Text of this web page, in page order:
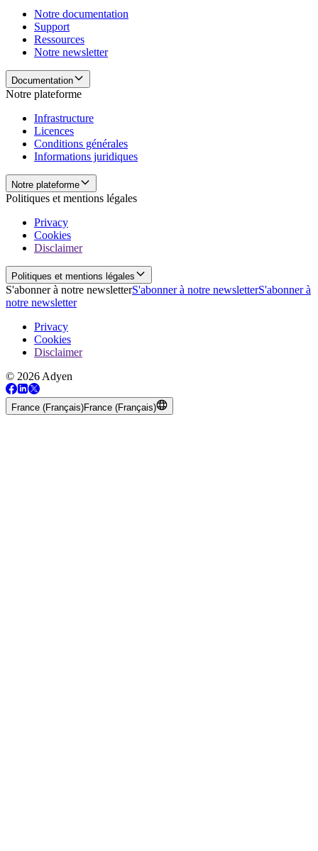
Notre documentation
Support
Ressources
Notre newsletter
Documentation
Notre plateforme
Infrastructure
Licences
Conditions générales
Informations juridiques
Notre plateforme
Politiques et mentions légales
Privacy
Cookies
Disclaimer
Politiques et mentions légales
S'abonner à notre newsletterS'abonner à notre newsletterS'abonner à
notre newsletter
Privacy
Cookies
Disclaimer
© 2026 Adyen
France (Français)France (Français)